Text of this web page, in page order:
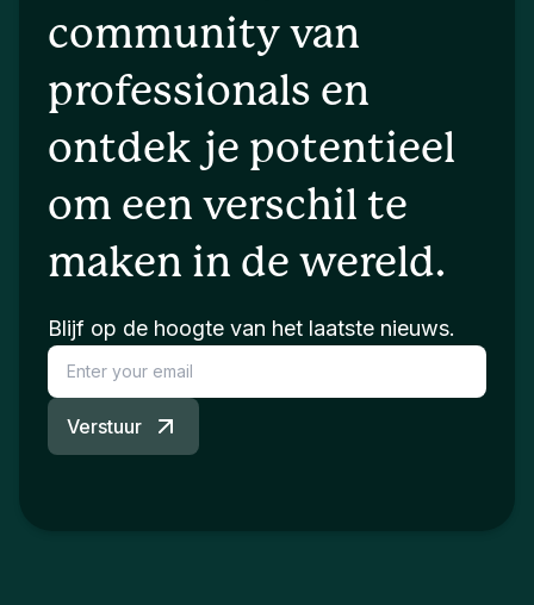
community van
professionals en
ontdek je potentieel
om een verschil te
maken in de wereld.
Blijf op de hoogte van het laatste nieuws.
Verstuur